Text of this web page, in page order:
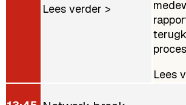
Lees verder >
Lees